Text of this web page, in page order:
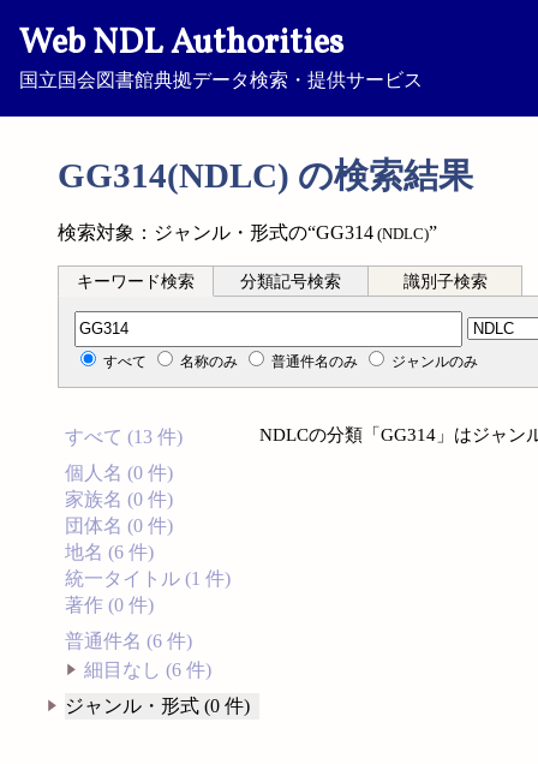
Web NDL Authorities
国立国会図書館典拠データ検索・提供サービス
GG314(NDLC) の検索結果
検索対象：ジャンル・形式の“GG314 (NDLC)”
キーワード検索 分類記号検索 識別子検索
分類記号検索
すべて 名称のみ 普通件名のみ ジャンルのみ
すべて (13 件)
個人名 (0 件)
家族名 (0 件)
団体名 (0 件)
地名 (6 件)
統一タイトル (1 件)
著作 (0 件)
普通件名 (6 件)
細目なし (6 件)
ジャンル・形式 (0 件)
NDLCの分類「GG314」はジャン